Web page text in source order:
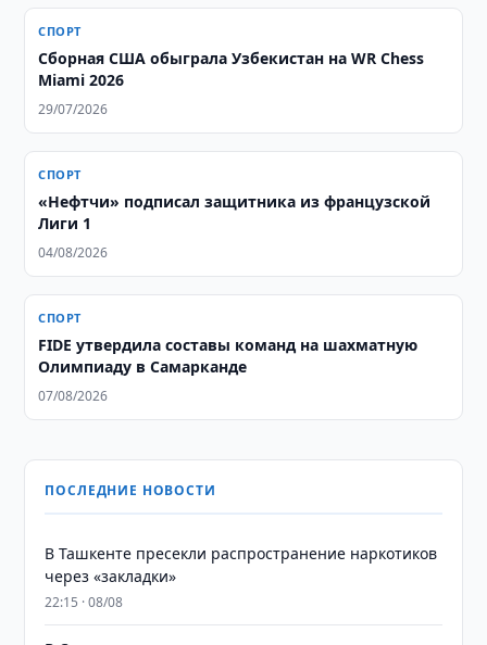
СПОРТ
Сборная США обыграла Узбекистан на WR Chess
Miami 2026
29/07/2026
СПОРТ
«Нефтчи» подписал защитника из французской
Лиги 1
04/08/2026
СПОРТ
FIDE утвердила составы команд на шахматную
Олимпиаду в Самарканде
07/08/2026
ПОСЛЕДНИЕ НОВОСТИ
В Ташкенте пресекли распространение наркотиков
через «закладки»
22:15 · 08/08